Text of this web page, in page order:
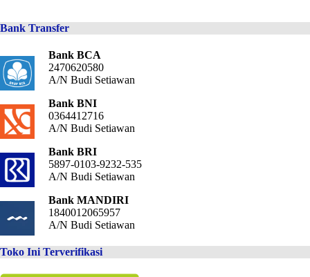
Bank Transfer
Bank BCA
2470620580
A/N Budi Setiawan
Bank BNI
0364412716
A/N Budi Setiawan
Bank BRI
5897-0103-9232-535
A/N Budi Setiawan
Bank MANDIRI
1840012065957
A/N Budi Setiawan
Toko Ini Terverifikasi